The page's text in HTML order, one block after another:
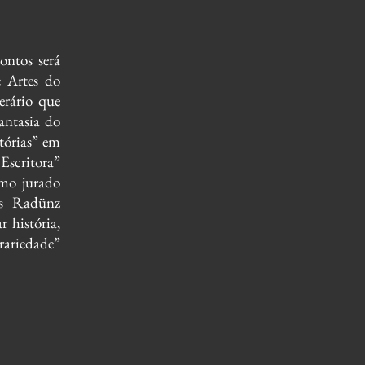
será
Artes do
que
do
em
jurado
Radünz
história,